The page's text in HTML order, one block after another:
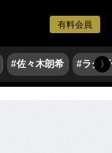
有料会員
#佐々木朗希 #ラグ〉